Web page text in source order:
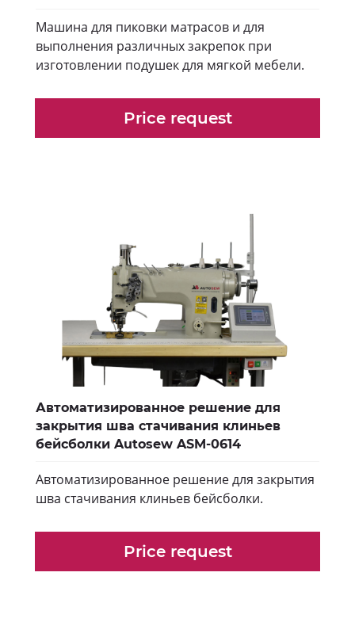
Машина для пиковки матрасов и для
выполнения различных закрепок при
изготовлении подушек для мягкой мебели.
Price request
Автоматизированное решение для
закрытия шва стачивания клиньев
бейсболки Autosew ASM-0614
Автоматизированное решение для закрытия
шва стачивания клиньев бейсболки.
Price request